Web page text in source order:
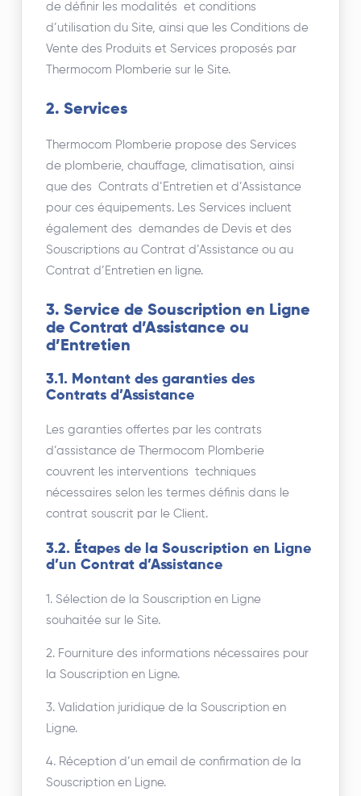
de définir les modalités et conditions
d’utilisation du Site, ainsi que les Conditions de
Vente des Produits et Services proposés par
Thermocom Plomberie sur le Site.
2. Services
Thermocom Plomberie propose des Services
de plomberie, chauffage, climatisation, ainsi
que des Contrats d’Entretien et d’Assistance
pour ces équipements. Les Services incluent
également des demandes de Devis et des
Souscriptions au Contrat d’Assistance ou au
Contrat d’Entretien en ligne.
3. Service de Souscription en Ligne
de Contrat d’Assistance ou
d’Entretien
3.1. Montant des garanties des
Contrats d’Assistance
Les garanties offertes par les contrats
d’assistance de Thermocom Plomberie
couvrent les interventions techniques
nécessaires selon les termes définis dans le
contrat souscrit par le Client.
3.2. Étapes de la Souscription en Ligne
d’un Contrat d’Assistance
1. Sélection de la Souscription en Ligne
souhaitée sur le Site.
2. Fourniture des informations nécessaires pour
la Souscription en Ligne.
3. Validation juridique de la Souscription en
Ligne.
4. Réception d’un email de confirmation de la
Souscription en Ligne.